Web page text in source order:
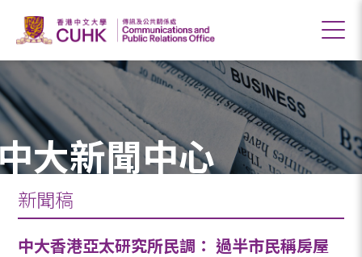
大新聞中心
新聞稿
中大香港亞太研究所民調： 過半市民稱房屋